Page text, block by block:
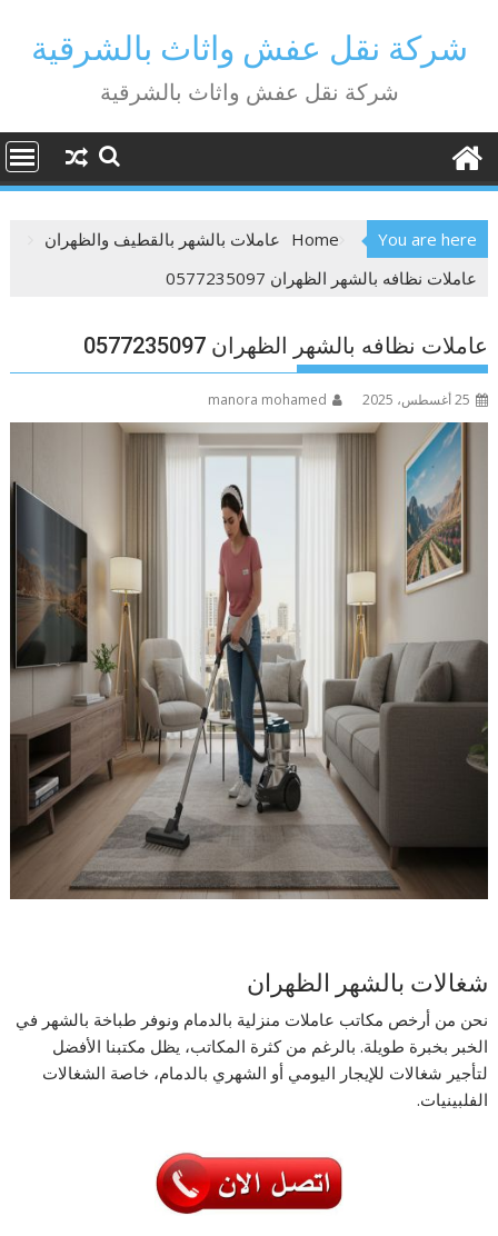
contentشركة نقل عفش واثاث بالشرقية
شركة نقل عفش واثاث بالشرقية
You are here
Home عاملات بالشهر بالقطيف والظهران
عاملات نظافه بالشهر الظهران 0577235097
عاملات نظافه بالشهر الظهران 0577235097
25 أغسطس، 2025 manora mohamed
شغالات بالشهر الظهران
نحن من أرخص مكاتب عاملات منزلية بالدمام ونوفر طباخة بالشهر في
الخبر بخبرة طويلة. بالرغم من كثرة المكاتب، يظل مكتبنا الأفضل
لتأجير شغالات للإيجار اليومي أو الشهري بالدمام، خاصة الشغالات
الفلبينيات.